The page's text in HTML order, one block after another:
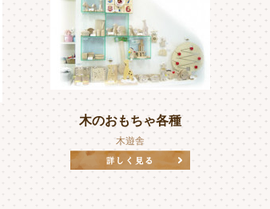
木のおもちゃ各種
木遊舎